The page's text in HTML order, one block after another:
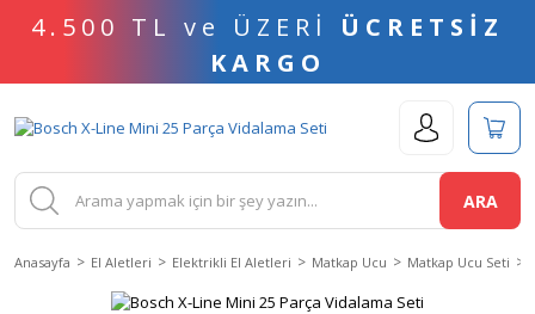
4.500 TL ve ÜZERİ ÜCRETSİZ
KARGO
ARA
Anasayfa El Aletleri Elektrikli El Aletleri Matkap Ucu Matkap Ucu Seti